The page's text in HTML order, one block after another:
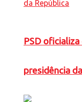
PSD
presidência